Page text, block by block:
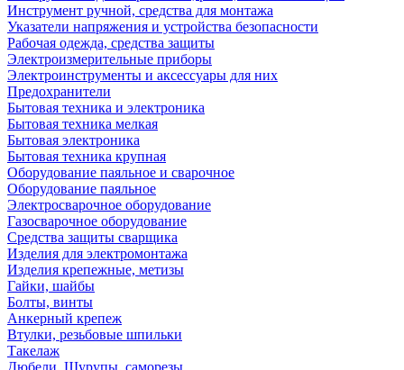
Инструмент ручной, средства для монтажа
Указатели напряжения и устройства безопасности
Рабочая одежда, средства защиты
Электроизмерительные приборы
Электроинструменты и аксессуары для них
Предохранители
Бытовая техника и электроника
Бытовая техника мелкая
Бытовая электроника
Бытовая техника крупная
Оборудование паяльное и сварочное
Оборудование паяльное
Электросварочное оборудование
Газосварочное оборудование
Средства защиты сварщика
Изделия для электромонтажа
Изделия крепежные, метизы
Гайки, шайбы
Болты, винты
Анкерный крепеж
Втулки, резьбовые шпильки
Такелаж
Дюбели, Шурупы, саморезы